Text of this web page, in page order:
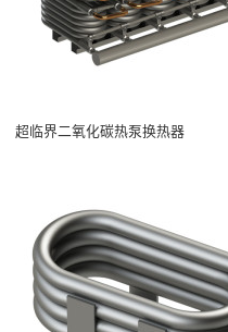
超临界二氧化碳热泵换热器